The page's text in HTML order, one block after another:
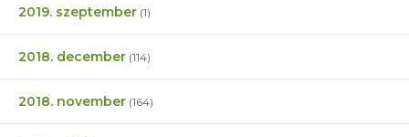
2019. szeptember (1)
2018. december (114)
2018. november (164)